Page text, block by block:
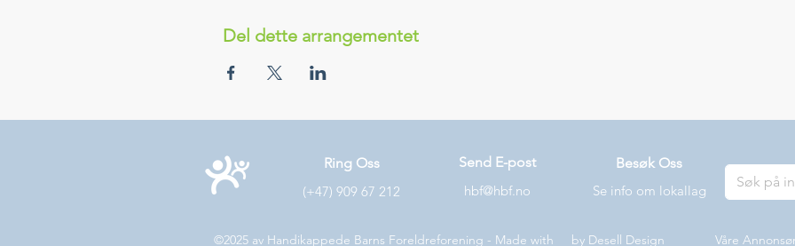
Del dette arrangementet
Ring Oss Send E-post
Besøk Oss
(+47) 909 67 212
hbf@hbf.no Se info om lokallag
©2025 av Handikappede Barns Foreldreforening - Made with by Desell Design Våre